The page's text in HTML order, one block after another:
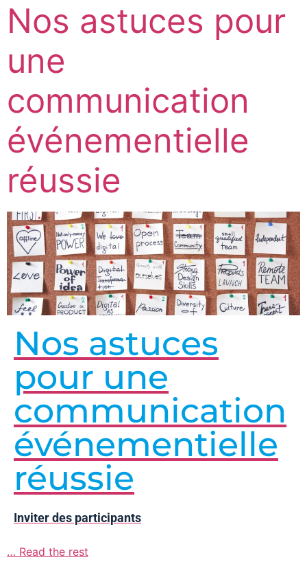
Nos astuces pour
une
communication
événementielle
réussie
Nos astuces
pour une
communication
événementielle
réussie
Inviter des participants
… Read the rest